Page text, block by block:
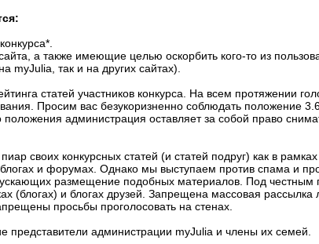
а также имеющие целью оскорбить кого-то из
myJulia, так и на других сайтах).
статей участников конкурса. На всем протяжении
Просим вас безукоризненно соблюдать положение
администрация оставляет за собой право
своих конкурсных статей (и статей подруг) как в
блогах и форумах. Однако мы выступаем против спама и
размещение подобных материалов. Под
(блогах) и блогах друзей. Запрещена массовая
просьбы проголосовать на стенах.
представители администрации myJulia и члены их семей.